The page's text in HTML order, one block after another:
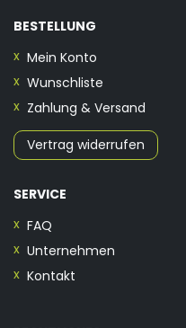
BESTELLUNG
Mein Konto
Wunschliste
Zahlung & Versand
Vertrag widerrufen
SERVICE
FAQ
Unternehmen
Kontakt